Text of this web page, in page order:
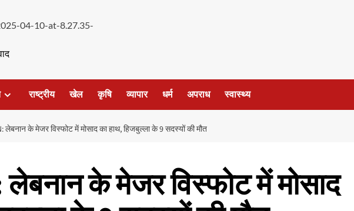
राष्ट्रीय खेल कृषि व्यापार धर्म अपराध स्वास्थ्य
लेबनान के मेजर विस्‍फोट में मोसाद का हाथ, हिजबुल्ला के 9 सदस्‍यों की मौत
के मेजर विस्‍फोट में मोसाद